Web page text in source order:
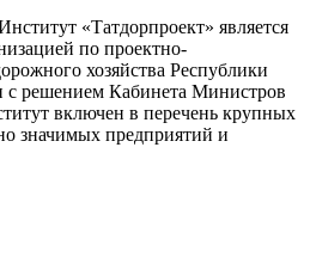
«Татдорпроект» является
по проектно-
хозяйства Республики
с решением Кабинета Министров
включен в перечень крупных
значимых предприятий и